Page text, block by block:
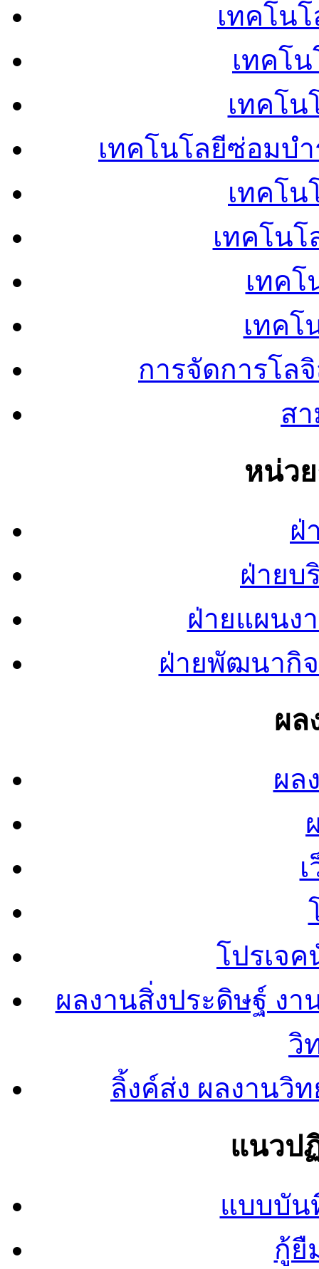
เทคโน
เทคโ
เทคโน
เทคโนโลยีซ่อมบ
เทคโน
เทคโน
เทคโ
เทคโ
การจัดการโล
ส
หน่ว
ฝ่
ฝ่ายบ
ฝ่ายแผนง
ฝ่ายพัฒนากิ
ผล
ผล
โปรเจ
ผลงานสิ่งประดิษฐ์ งา
วิ
ลิ้งค์ส่ง ผลงานวิ
แนวป
แบบบัน
กู้ยื